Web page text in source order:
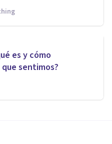
es y cómo
sentimos?